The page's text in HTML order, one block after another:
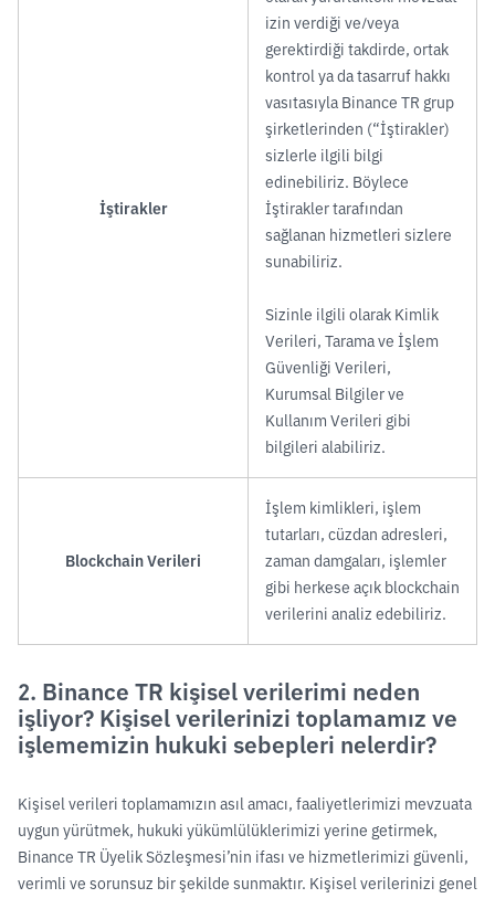
İştirakler
izin verdiği ve/veya
gerektirdiği takdirde, ortak
kontrol ya da tasarruf hakkı
vasıtasıyla Binance TR grup
şirketlerinden (“İştirakler)
sizlerle ilgili bilgi
edinebiliriz. Böylece
İştirakler tarafından
sağlanan hizmetleri sizlere
sunabiliriz.
Sizinle ilgili olarak Kimlik
Verileri, Tarama ve İşlem
Güvenliği Verileri,
Kurumsal Bilgiler ve
Kullanım Verileri gibi
bilgileri alabiliriz.
Blockchain Verileri
İşlem kimlikleri, işlem
tutarları, cüzdan adresleri,
zaman damgaları, işlemler
gibi herkese açık blockchain
verilerini analiz edebiliriz.
2. Binance TR kişisel verilerimi neden
işliyor? Kişisel verilerinizi toplamamız ve
işlememizin hukuki sebepleri nelerdir?
Kişisel verileri toplamamızın asıl amacı, faaliyetlerimizi mevzuata
uygun yürütmek, hukuki yükümlülüklerimizi yerine getirmek,
Binance TR Üyelik Sözleşmesi’nin ifası ve hizmetlerimizi güvenli,
verimli ve sorunsuz bir şekilde sunmaktır. Kişisel verilerinizi genel